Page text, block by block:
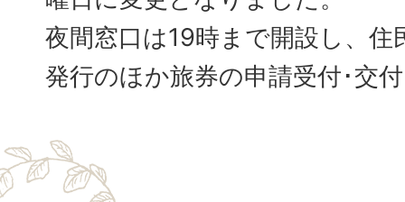
夜間窓口は19時まで開設し、住
発行のほか旅券の申請受付･交